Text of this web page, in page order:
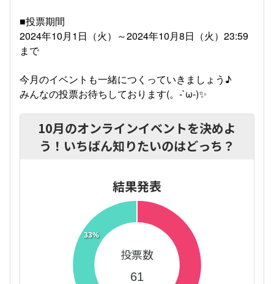
■投票期間
2024年10月1日（火）～2024年10月8日（火）23:59
まで
今月のイベントも一緒につくっていきましょう♪
みんなの投票お待ちしております(。-`ω-)✨
10月のオンラインイベントを決めよ
う！いちばん知りたいのはどっち？
結果発表
33%
投票数
61